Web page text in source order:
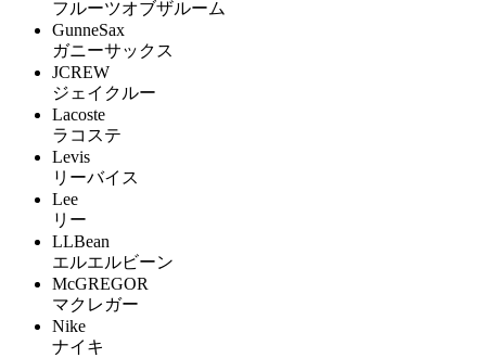
フルーツオブザルーム
GunneSax
ガニーサックス
JCREW
ジェイクルー
Lacoste
ラコステ
Levis
リーバイス
Lee
リー
LLBean
エルエルビーン
McGREGOR
マクレガー
Nike
ナイキ